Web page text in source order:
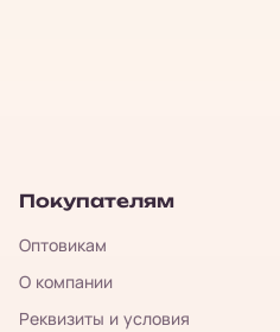
Покупателям
Оптовикам
О компании
Реквизиты и условия